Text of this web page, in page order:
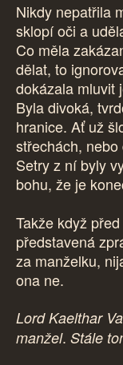
Nikdy nepatřila
sklopí oči a
Co měla
dělat, to
dokázala mluvit
Byla divoká,
hranice. Ať už
střechách,
Setry z ní byly
bohu, že je
Takže když
představená
za manželku,
ona ne.
Lord Kaelthar
manžel. Stále